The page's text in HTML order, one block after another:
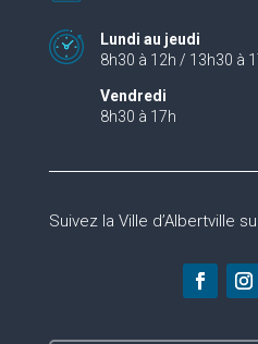
Lundi au jeudi
8h30 à 12h / 13h30 à
Vendredi
8h30 à 17h
Suivez la Ville d’Albertville